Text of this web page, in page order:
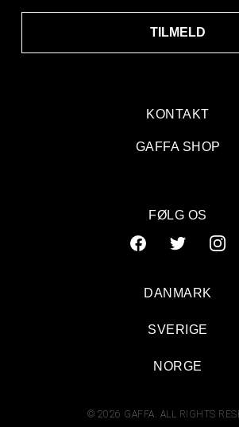
KONTAKT
GAFFA SHOP
TILMELD
FØLG OS
© 2026 GAFFA. ALL RIGHTS
DANMARK
SVERIGE
NORGE